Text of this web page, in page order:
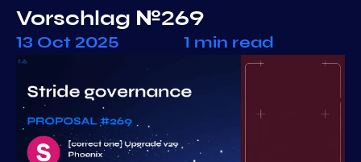
Vorschlag №269
13 Oct 2025 1 min read